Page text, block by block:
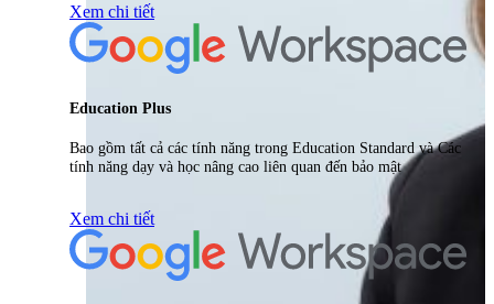
Xem chi tiết
Education Plus
Bao gồm tất cả các tính năng trong Education Standard và Các
tính năng dạy và học nâng cao liên quan đến bảo mật
Xem chi tiết